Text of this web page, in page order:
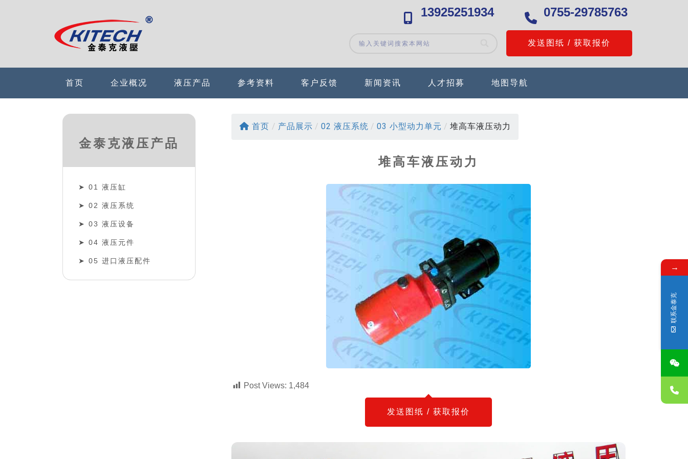
13925251934 0755-29785763
发送图纸 / 获取报价
首页 企业概况 液压产品 参考资料 客户反馈 新闻资讯 人才招募 地图导航
金泰克液压产品
01 液压缸
02 液压系统
03 液压设备
04 液压元件
05 进口液压配件
首页 / 产品展示 / 02 液压系统 / 03 小型动力单元 / 堆高车液压动力
堆高车液压动力
Post Views: 1,484
发送图纸 / 获取报价
→
联系金泰克